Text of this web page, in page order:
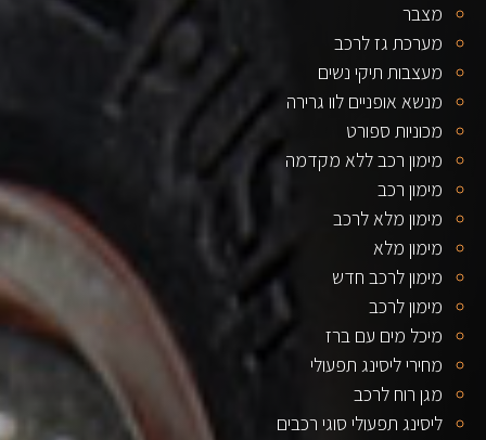
מצבר
מערכת גז לרכב
מעצבות תיקי נשים
מנשא אופניים לוו גרירה
מכוניות ספורט
מימון רכב ללא מקדמה
מימון רכב
מימון מלא לרכב
מימון מלא
מימון לרכב חדש
מימון לרכב
מיכל מים עם ברז
מחירי ליסינג תפעולי
מגן רוח לרכב
ליסינג תפעולי סוגי רכבים